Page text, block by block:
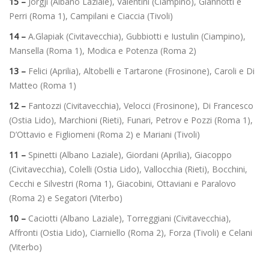
Perri (Roma 1), Campilani e Ciaccia (Tivoli)
14 – A.Glapiak (Civitavecchia), Gubbiotti e Iustulin (Ciampino),
Mansella (Roma 1), Modica e Potenza (Roma 2)
13 – Felici (Aprilia), Altobelli e Tartarone (Frosinone), Caroli e Di
Matteo (Roma 1)
12 – Fantozzi (Civitavecchia), Velocci (Frosinone), Di Francesco
(Ostia Lido), Marchioni (Rieti), Funari, Petrov e Pozzi (Roma 1),
D’Ottavio e Figliomeni (Roma 2) e Mariani (Tivoli)
11 – Spinetti (Albano Laziale), Giordani (Aprilia), Giacoppo
(Civitavecchia), Colelli (Ostia Lido), Vallocchia (Rieti), Bocchini,
Cecchi e Silvestri (Roma 1), Giacobini, Ottaviani e Paralovo
(Roma 2) e Segatori (Viterbo)
10 – Caciotti (Albano Laziale), Torreggiani (Civitavecchia),
Affronti (Ostia Lido), Ciarniello (Roma 2), Forza (Tivoli) e Celani
(Viterbo)